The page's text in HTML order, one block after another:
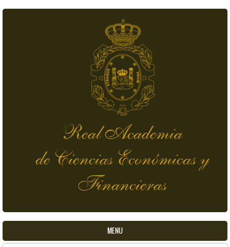
Real Academia
de Ciencias Económicas y
Financieras
MENU